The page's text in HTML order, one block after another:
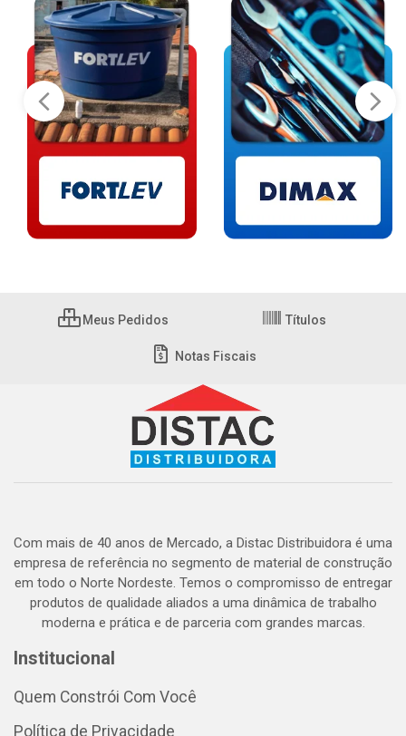
Meus Pedidos Títulos
Notas Fiscais
Com mais de 40 anos de Mercado, a Distac Distribuidora é uma
empresa de referência no segmento de material de construção
em todo o Norte Nordeste. Temos o compromisso de entregar
produtos de qualidade aliados a uma dinâmica de trabalho
moderna e prática e de parceria com grandes marcas.
Institucional
Quem Constrói Com Você
Política de Privacidade